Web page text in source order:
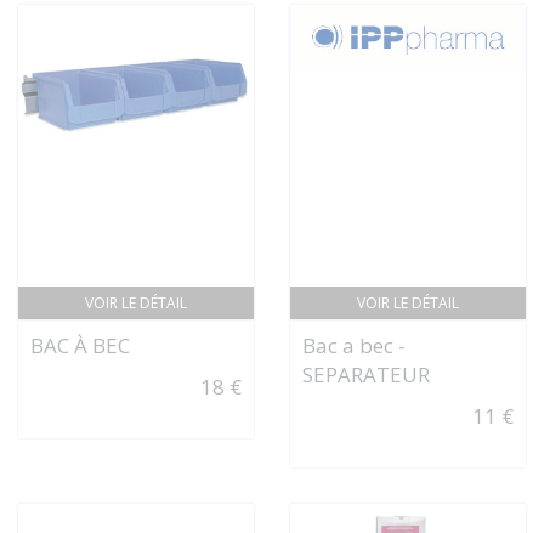
VOIR LE DÉTAIL
BAC À BEC
18 €
VOIR LE DÉTAIL
Bac a bec -
SEPARATEUR
11 €